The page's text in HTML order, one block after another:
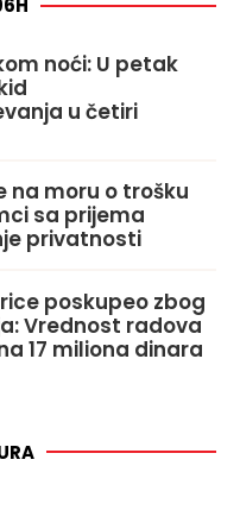
noći: U petak
u četiri
na moru o trošku
sa prijema
privatnosti
poskupeo zbog
Vrednost radova
17 miliona dinara